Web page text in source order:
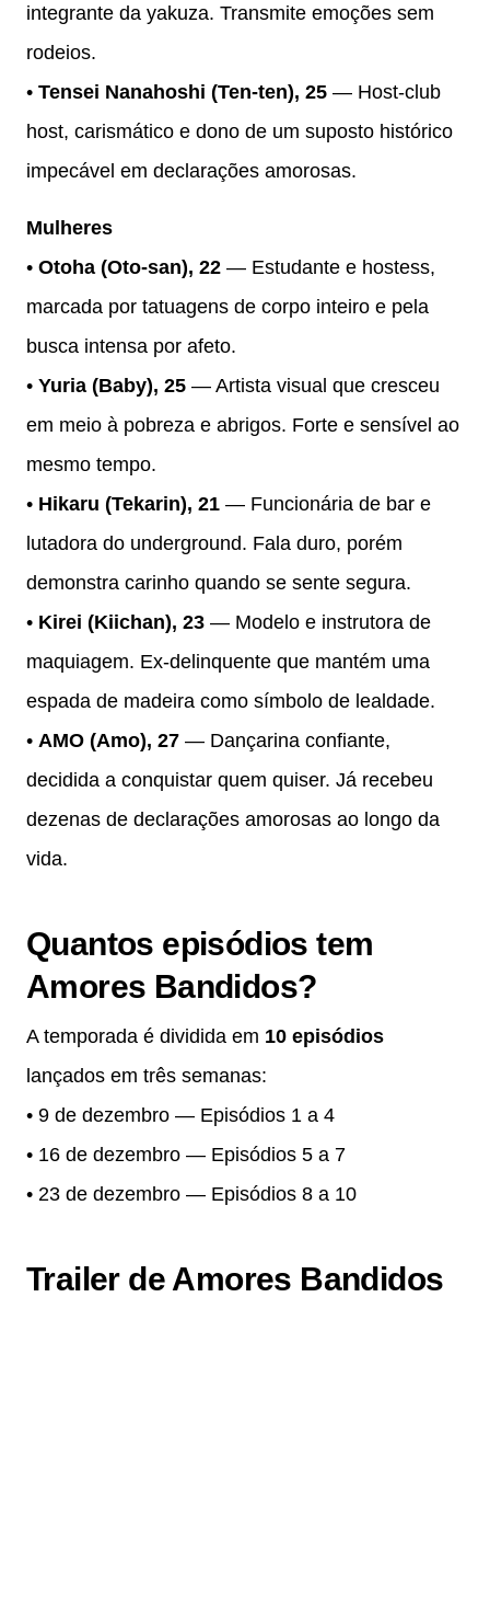
integrante da yakuza. Transmite emoções sem
rodeios.
• Tensei Nanahoshi (Ten-ten), 25 — Host-club
host, carismático e dono de um suposto histórico
impecável em declarações amorosas.
Mulheres
• Otoha (Oto-san), 22 — Estudante e hostess,
marcada por tatuagens de corpo inteiro e pela
busca intensa por afeto.
• Yuria (Baby), 25 — Artista visual que cresceu
em meio à pobreza e abrigos. Forte e sensível ao
mesmo tempo.
• Hikaru (Tekarin), 21 — Funcionária de bar e
lutadora do underground. Fala duro, porém
demonstra carinho quando se sente segura.
• Kirei (Kiichan), 23 — Modelo e instrutora de
maquiagem. Ex-delinquente que mantém uma
espada de madeira como símbolo de lealdade.
• AMO (Amo), 27 — Dançarina confiante,
decidida a conquistar quem quiser. Já recebeu
dezenas de declarações amorosas ao longo da
vida.
Quantos episódios tem
Amores Bandidos?
A temporada é dividida em 10 episódios
lançados em três semanas:
• 9 de dezembro — Episódios 1 a 4
• 16 de dezembro — Episódios 5 a 7
• 23 de dezembro — Episódios 8 a 10
Trailer de Amores Bandidos